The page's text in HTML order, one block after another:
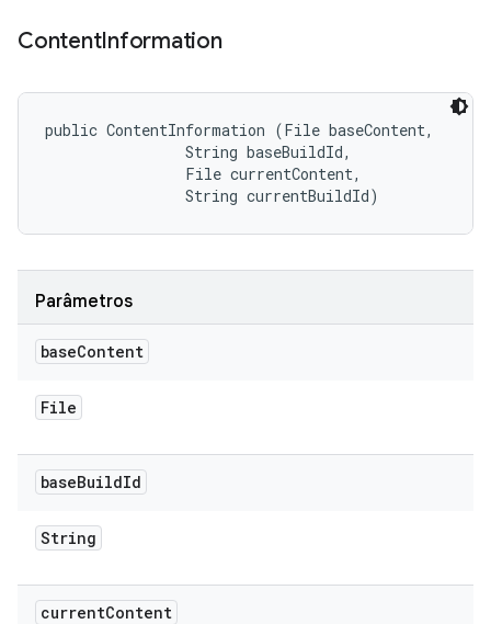
ContentInformation
public ContentInformation (File baseContent,
                String baseBuildId,
                File currentContent,
                String currentBuildId)
Parâmetros
baseContent
File
baseBuildId
String
currentContent